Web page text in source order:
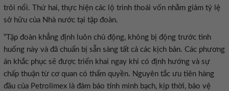
trôi nổi. Thứ hai, thực hiện các lộ trình thoái vốn nhằm giảm tỷ lệ
sở hữu của Nhà nước tại tập đoàn.
“Tập đoàn khẳng định luôn chủ động, không bị động trước tình
huống này và đã chuẩn bị sẵn sàng tất cả các kịch bản. Các phương
án khắc phục sẽ được triển khai ngay khi có định hướng và sự
chấp thuận từ cơ quan có thẩm quyền. Nguyên tắc ưu tiên hàng
đầu của Petrolimex là đảm bảo tính minh bạch, kịp thời, bảo vệ